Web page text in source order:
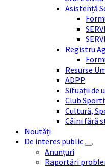
Asistență
Registru
Resurse
ADPP
Situații de
Club
Cultură,
Câini fără
Noutăți
De interes public
Anunțuri
Raportări